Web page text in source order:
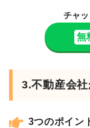
チャ
無
3.不動産会
3つのポイン